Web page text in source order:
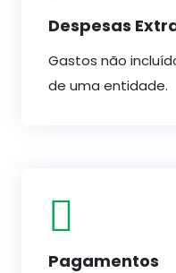
Despesas
Gastos não
de uma entidade.
Pagamentos